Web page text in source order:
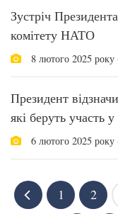
Зустріч
комітету НАТО
8 лютого 2025 року
Президент
які беруть участь
6 лютого 2025 року
1 2